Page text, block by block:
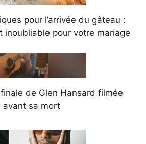
pour l’arrivée du gâteau :
inoubliable pour votre mariage
de Glen Hansard filmée
avant sa mort